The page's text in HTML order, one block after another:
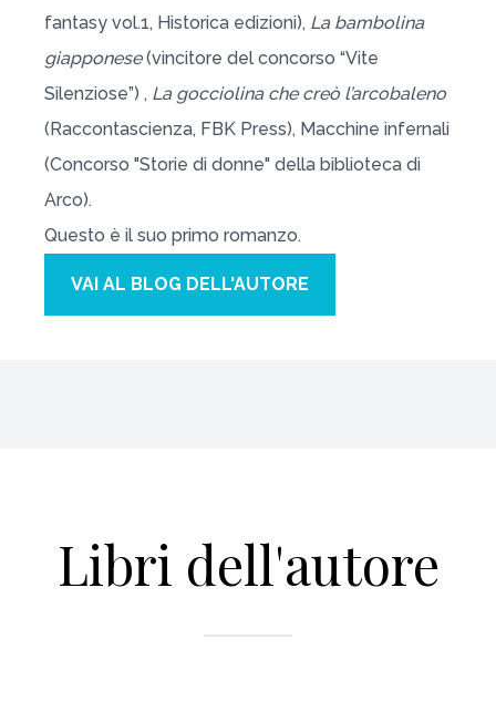
fantasy vol.1, Historica edizioni), La bambolina
giapponese(vincitore del concorso “Vite
Silenziose”) , La gocciolina che creò l’arcobaleno
(Raccontascienza, FBK Press), Macchine infernali
(Concorso "Storie di donne" della biblioteca di
Arco).
Questo è il suo primo romanzo.
VAI AL BLOG DELL'AUTORE
Libri dell'autore